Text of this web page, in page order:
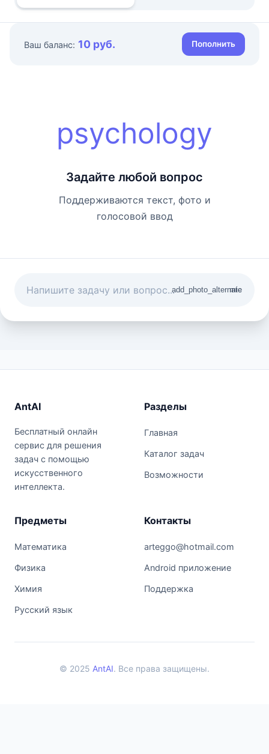
Ваш баланс: 10 руб. Пополнить
psychology
Задайте любой вопрос
Поддерживаются текст, фото и
голосовой ввод
add_photo_alternate
mic
AntAI
Бесплатный онлайн
сервис для решения
задач с помощью
искусственного
интеллекта.
Разделы
Главная
Каталог задач
Возможности
Предметы
Математика
Физика
Химия
Русский язык
Контакты
arteggo@hotmail.com
Android приложение
Поддержка
© 2025 AntAI. Все права защищены.